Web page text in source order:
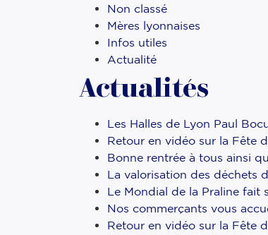
Non classé
Mères lyonnaises
Infos utiles
Actualité
Actualités
Les Halles de Lyon Paul
Retour en vidéo sur la Fête
Bonne rentrée à tous ainsi
La valorisation des déchets
Le Mondial de la Praline fait
Nos commerçants vous
Retour en vidéo sur la Fête